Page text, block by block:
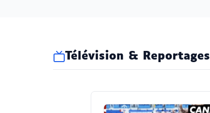
Télévision & Reportages